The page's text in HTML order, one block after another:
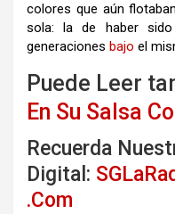
colores que aún
sola: la de haber
generaciones bajo el
Puede Leer
En Su Salsa
Recuerda
Digital:
.Com